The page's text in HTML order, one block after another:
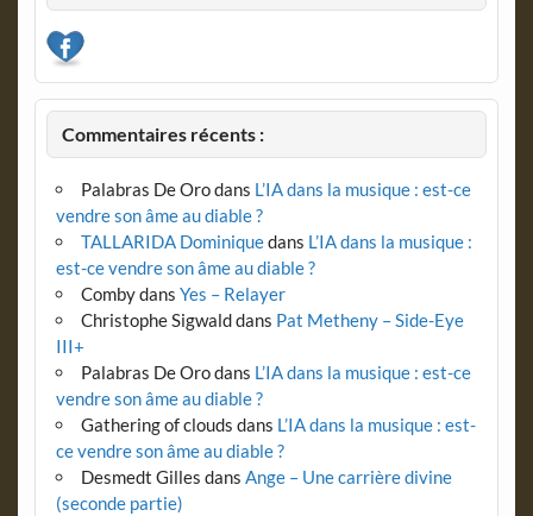
Commentaires récents :
Palabras De Orodans L’IA dans la musique : est-ce
vendre son âme au diable ?
TALLARIDA Dominiquedans L’IA dans la musique :
est-ce vendre son âme au diable ?
Combydans Yes – Relayer
Christophe Sigwalddans Pat Metheny – Side-Eye
III+
Palabras De Orodans L’IA dans la musique : est-ce
vendre son âme au diable ?
Gathering of clouds dans L’IA dans la musique : est-
ce vendre son âme au diable ?
Desmedt Gilles dans Ange – Une carrière divine
(seconde partie)